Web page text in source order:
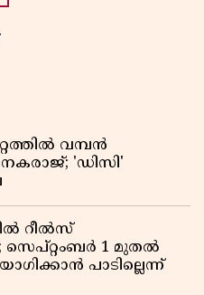
വമ്പൻ
'ഡിസി'
റീൽസ്
സെപ്റ്റംബർ 1 മുതൽ
പാടില്ലെന്ന്